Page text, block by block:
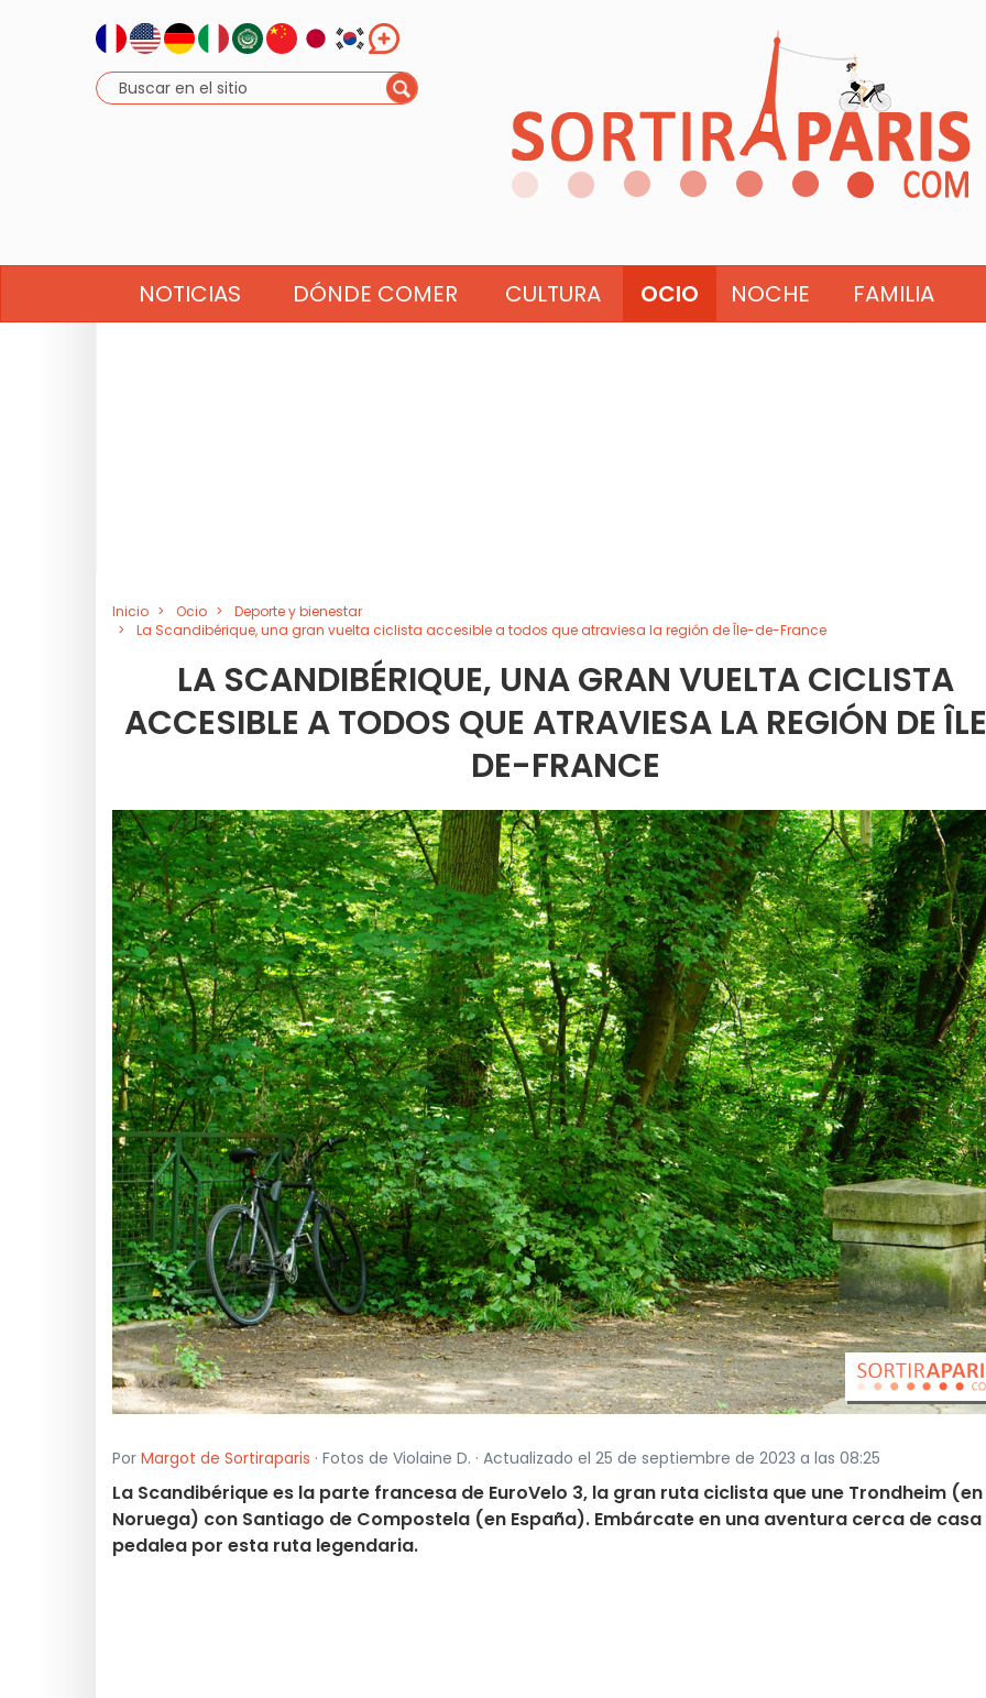
NOTICIAS DÓNDE COMER CULTURA OCIO NOCHE FAMILIA
Inicio Ocio
Deporte y bienestar
La Scandibérique, una gran vuelta ciclista accesible a todos que atraviesa la región de Île-de-France
LA SCANDIBÉRIQUE, UNA GRAN VUELTA CICLISTA
ACCESIBLE A TODOS QUE ATRAVIESA LA REGIÓN DE
DE-FRANCE
Por Margot de Sortiraparis · Fotos de Violaine D. · Actualizado el 25 de septiembre de 2023 a las 08:25
La Scandibérique es la parte francesa de EuroVelo 3, la gran ruta ciclista que une Trondheim (en
Noruega) con Santiago de Compostela (en España). Embárcate en una aventura cerca de casa
pedalea por esta ruta legendaria.